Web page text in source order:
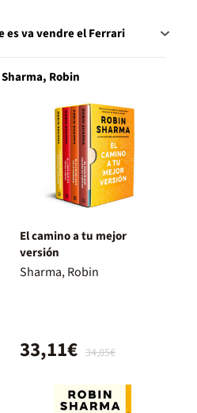
es va vendre el Ferrari
Robin
El camino a tu mejor
versión
Sharma, Robin
34,85€
33,11€